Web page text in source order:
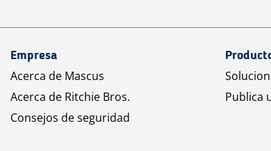
Empresa
Acerca de Mascus
Acerca de Ritchie Bros.
Consejos de seguridad
Publica